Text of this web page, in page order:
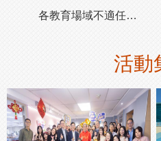
各教育場域不適任人員通報及查詢系統
活動